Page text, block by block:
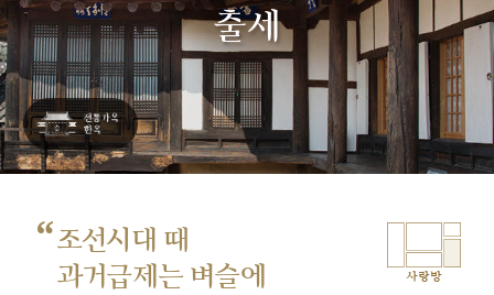
출세
“조선시대 때
과거급제는 벼슬에
사랑방